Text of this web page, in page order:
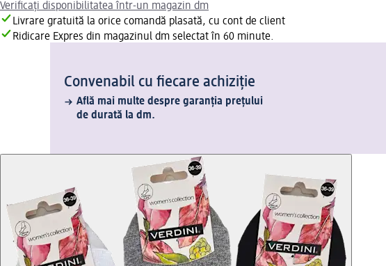
Verificați disponibilitatea într-un magazin dm
Livrare gratuită la orice comandă plasată, cu cont de client
Ridicare Expres din magazinul dm selectat în 60 minute.
Convenabil cu fiecare achiziție
Află mai multe despre garanția prețului
de durată la dm.